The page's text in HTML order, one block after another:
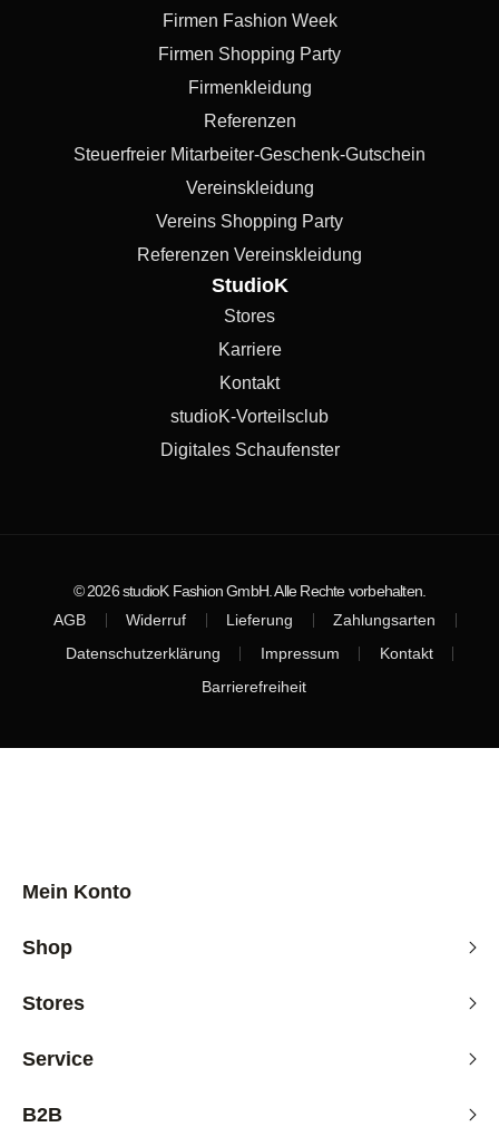
Firmen Fashion Week
Firmen Shopping Party
Firmenkleidung
Referenzen
Steuerfreier Mitarbeiter-Geschenk-Gutschein
Vereinskleidung
Vereins Shopping Party
Referenzen Vereinskleidung
StudioK
Stores
Karriere
Kontakt
studioK-Vorteilsclub
Digitales Schaufenster
© 2026 studioK Fashion GmbH. Alle Rechte vorbehalten.
AGB
Widerruf Lieferung
Zahlungsarten
Datenschutzerklärung
Impressum
Kontakt
Barrierefreiheit
Mein Konto
Shop
Stores
Service
B2B